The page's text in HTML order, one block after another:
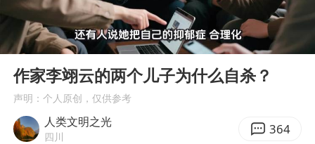
台风白海豚影响中国已成定局
法国下周开始禁止未经同意的电话营销
多地要求领导干部带头休假
我国编制完成新版全月地质图
Play
00:00 06:39
作家李翊云的两个儿子为什么自杀？
声明：个人原创，仅供参考
人类文明之光
四川 364